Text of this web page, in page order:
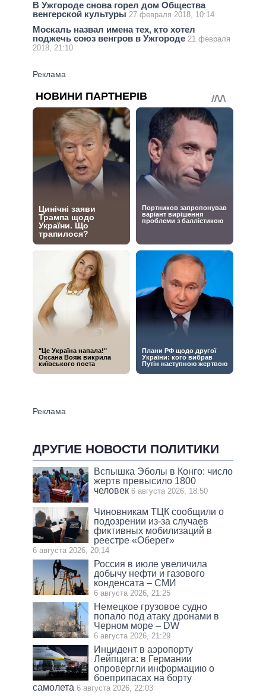
В Ужгороде снова горел дом Общества
венгерской культуры 27 февраля 2018, 10:14
Москаль назвал имена тех, кто хотел
поджечь союз венгров в Ужгороде 21 февраля
2018, 21:10
ДРУГИЕ НОВОСТИ ПОЛИТИКИ
Вспышка Эболы в Конго: число
жертв превысило 1800
человек 6 августа 2026, 18:50
Чиновникам ТЦК сообщили о
подозрении из-за случаев
фиктивных мобилизаций в
реестре «Оберег»
6 августа 2026, 20:14
Россия в июле увеличила
добычу нефти и газового
конденсата – СМИ
6 августа 2026, 21:25
Немецкое грузовое судно
попало под атаку дронами в
Черном море – DW
6 августа 2026, 21:29
Инцидент в аэропорту
Лейпцига: в Германии
опровергли информацию о
боеприпасах на борту
самолета 6 августа 2026, 22:03